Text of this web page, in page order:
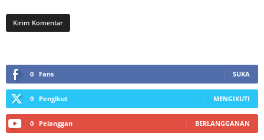
0 Fans SUKA
0 Pengikut MENGIKUTI
0 Pelanggan BERLANGGANAN